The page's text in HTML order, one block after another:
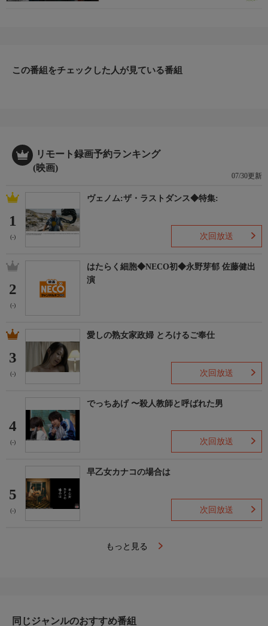
この番組をチェックした人が見ている番組
リモート録画予約ランキング
(映画)
07/30更新
1
(-)
ヴェノム:ザ・ラストダンス◆特集:
次回放送
2
(-)
はたらく細胞◆NECO初◆永野芽郁 佐藤健出
演
3
(-)
愛しの熟女家政婦 とろけるご奉仕
次回放送
4
(-)
でっちあげ 〜殺人教師と呼ばれた男
次回放送
5
(-)
早乙女カナコの場合は
次回放送
もっと見る
同じジャンルのおすすめ番組